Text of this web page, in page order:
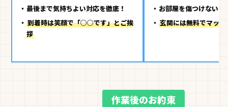
最後まで気持ちよい対応を徹底！
到着時は笑顔で「○○です」とご挨
拶
お部屋を傷つけないよ
玄関には無料でマット
作業後のお約束